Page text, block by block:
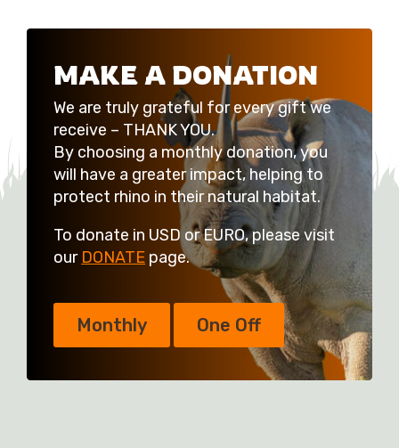
MAKE A DONATION
We are truly grateful for every gift we
receive – THANK YOU.
By choosing a monthly donation, you
will have a greater impact, helping to
protect rhino in their natural habitat.
To donate in USD or EURO, please visit
our DONATE page.
Monthly One Off